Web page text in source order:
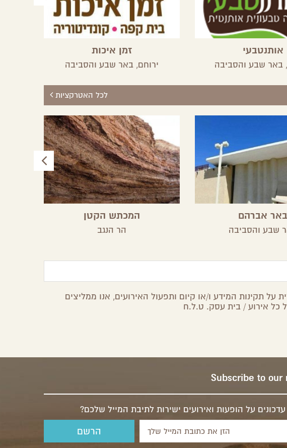
אותנטבעי
באר שבע והסביבה
זמן איכות
ירוחם, באר שבע והסביבה
לכל האטרקציות
באר אברהם
שבע והסביבה
המכתש הקטן
הר הנגב
תקינות המידע ו/או קיום ותפעול האירועים, אנו ממליצים
כל אירוע / בית עסק. ט.ל.ח
Subscribe to our
על הופעות ואירועים ישירות לתיבת המייל שלכם?